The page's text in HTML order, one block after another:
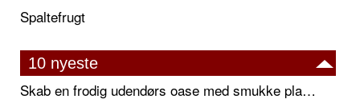
Spaltefrugt
10 nyeste
Skab en frodig udendørs oase med smukke plantekrukker og elegante espalier